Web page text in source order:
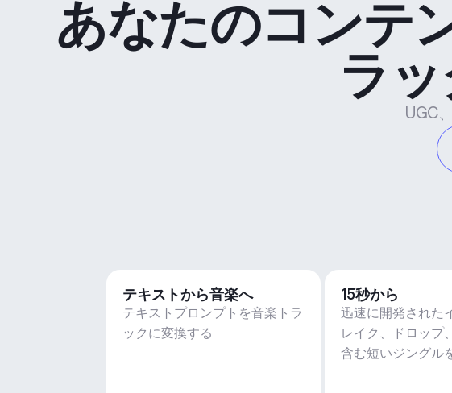
あなたのコンテ
ラ
UGC
テキストから音楽へ
テキストプロンプトを音楽トラ
ックに変換する
15秒から
迅速に開発された
レイク、ドロップ
含む短いジングル